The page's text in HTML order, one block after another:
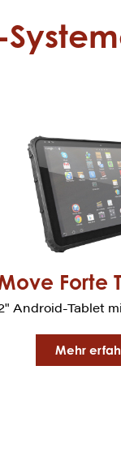
Forte
Android-Tablet
Mehr